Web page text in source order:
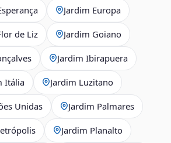
Jardim Europa
de Liz Jardim Goiano
Jardim Ibirapuera
Itália Jardim Luzitano
Unidas Jardim Palmares
Jardim Planalto